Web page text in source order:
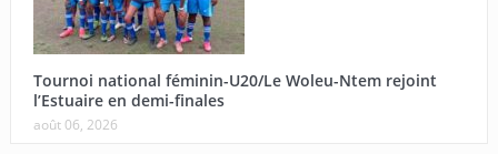
Tournoi national féminin-U20/Le Woleu-Ntem rejoint
l’Estuaire en demi-finales
août 06, 2026